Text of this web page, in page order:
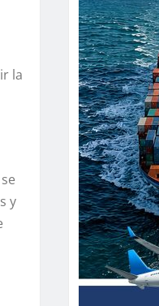
la
y